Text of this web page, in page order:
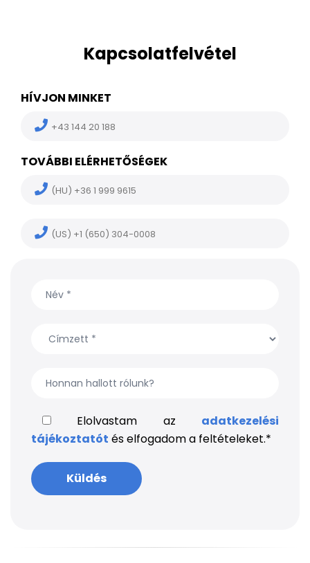
Kapcsolatfelvétel
HÍVJON MINKET
+43 144 20 188
TOVÁBBI ELÉRHETŐSÉGEK
(HU) +36 1 999 9615
(US) +1 (650) 304-0008
Elolvastam az adatkezelési
tájékoztatót és elfogadom a feltételeket.*